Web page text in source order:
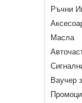
Ръчни
Масла
Ваучер